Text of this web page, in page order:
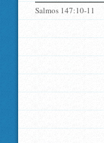
Salmos 147:10-11